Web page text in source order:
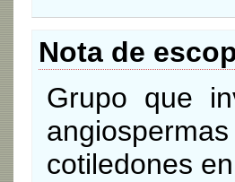
Nota de
Grupo que
cotiledones